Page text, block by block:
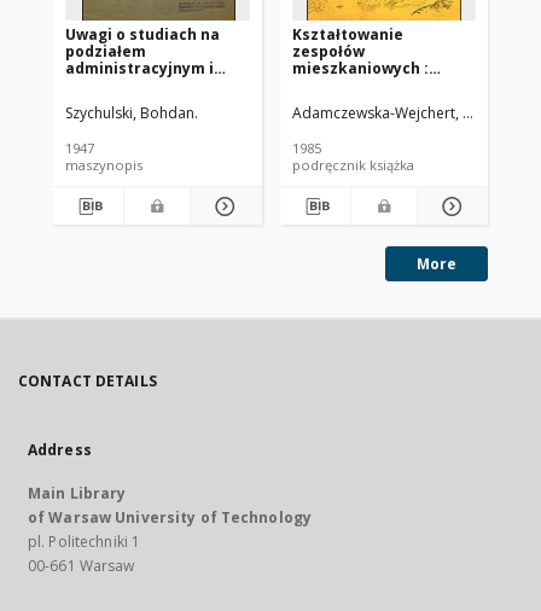
Uwagi o studiach na
podziałem
administracyjnym i
małych ośrodków
Szychulski, Bohdan.
1947
maszynopis
Kształtowanie
zespołów
mieszkaniowych :
tendencje europejskie
Adamczewska-Wejchert, Hanna
1985
podręcznik książka
More
CONTACT DETAILS
Address
Main Library
of Warsaw University of Technology
pl. Politechniki 1
00-661 Warsaw